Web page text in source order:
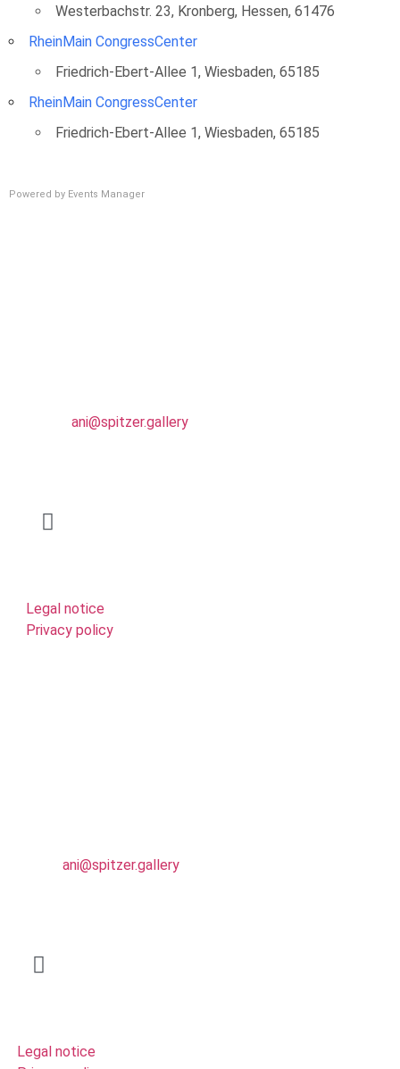
Westerbachstr. 23, Kronberg, Hessen, 61476
RheinMain CongressCenter
Friedrich-Ebert-Allee 1, Wiesbaden, 65185
RheinMain CongressCenter
Friedrich-Ebert-Allee 1, Wiesbaden, 65185
Powered by Events Manager
ani@spitzer.gallery
Legal notice
Privacy policy
ani@spitzer.gallery
Legal notice